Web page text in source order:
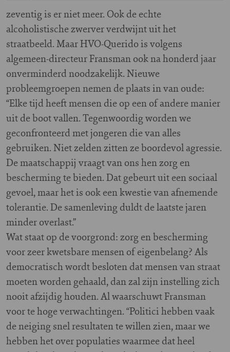
zeventig is er niet meer. Ook de echte
alcoholistische zwerver verdwijnt uit het
straatbeeld. Maar HVO-Querido is volgens
algemeen-directeur Fransman ook na honderd jaar
onverminderd noodzakelijk. Nieuwe
probleemgroepen nemen de plaats in van oude:
“Elke tijd heeft mensen die op een of andere manier
uit de boot vallen. Tegenwoordig worden we
geconfronteerd met jongeren die van alles
gebruiken. Niet zelden zitten ze boordevol agressie.
De maatschappij vraagt van ons hen zorg en
bescherming te bieden. Dat gebeurt uit een sociaal
gevoel, maar het is ook een kwestie van afnemende
tolerantie. De samenleving duldt de laatste jaren
minder overlast.”
Wat staat op de voorgrond: zorg en bescherming
voor zeer kwetsbare mensen of eigenbelang? Als
democratisch wordt besloten dat mensen van straat
moeten worden gehaald, dan zal zijn instelling zich
nooit afzijdig houden. Al waarschuwt Fransman
voor te hoge verwachtingen. “Politici hebben vaak
de neiging snel resultaten te willen zien, maar we
hebben het over populaties waarmee dat heel